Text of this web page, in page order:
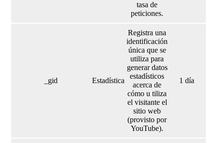
tasa de
peticiones.
_gid Estadística
Registra una
identificación
única que se
utiliza para
generar datos
estadísticos
acerca de
cómo u tiliza
el visitante el
sitio web
(provisto por
YouTube).
1 día